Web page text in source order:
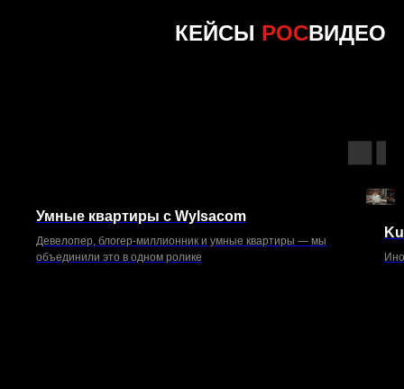
КЕЙСЫ РОСВИДЕО
Умные квартиры с Wylsacom
Девелопер, блогер-миллионник и умные квартиры — мы
объединили это в одном ролике